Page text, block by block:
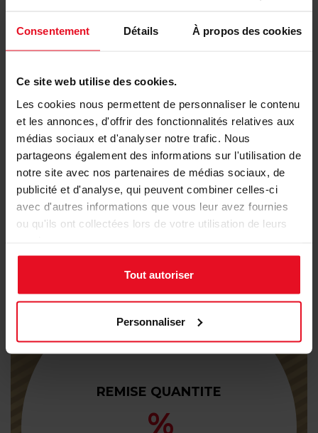
Consentement Détails À propos des cookies
Ce site web utilise des cookies.
Les cookies nous permettent de personnaliser le contenu
et les annonces, d'offrir des fonctionnalités relatives aux
médias sociaux et d'analyser notre trafic. Nous
partageons également des informations sur l'utilisation de
notre site avec nos partenaires de médias sociaux, de
publicité et d'analyse, qui peuvent combiner celles-ci
avec d'autres informations que vous leur avez fournies
ou qu'ils ont collectées lors de votre utilisation de leurs
Tout autoriser
Personnaliser
tadaaz.be
Nos avantages
100% qualité
Echantillons gratuits
Enveloppes autocollantes offertes pour
toutes les cartes
REMISE QUANTITE
%